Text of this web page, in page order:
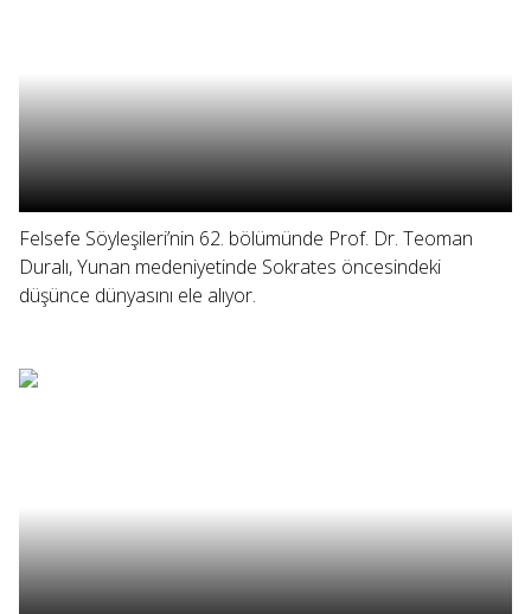
Felsefe Söyleşileri’nin 62. bölümünde Prof. Dr. Teoman
Duralı, Yunan medeniyetinde Sokrates öncesindeki
düşünce dünyasını ele alıyor.